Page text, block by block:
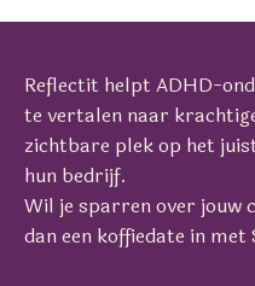
Reflectit helpt ADHD-
te vertalen naar
zichtbare plek op het
hun bedrijf.
Wil je sparren over jouw
dan een koffiedate in met